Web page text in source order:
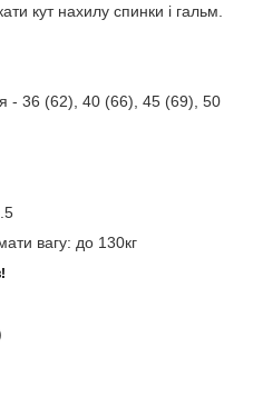
кут нахилу спинки і гальм.
- 36 (62), 40 (66), 45 (69), 50
вагу: до 130кг